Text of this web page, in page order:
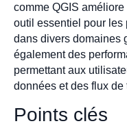
comme QGIS
outil essentiel pour les
dans divers domaines
également des
permettant aux
données et des flux
Points clés